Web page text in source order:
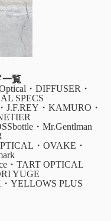
覧
・DIFFUSER・
SPECS
J.F.REY・KAMURO・
・Mr.Gentlman
・OVAKE・
・TART OPTICAL
YUGE
YELLOWS PLUS